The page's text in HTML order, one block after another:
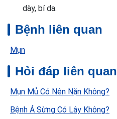
dày, bí da.
Bệnh liên quan
Mụn
Hỏi đáp liên quan
Mụn Mủ Có Nên Nặn Không?
Bệnh Á Sừng Có Lây Không?